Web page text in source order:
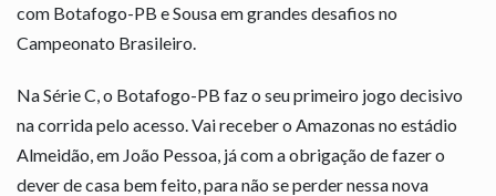
com Botafogo-PB e Sousa em grandes desafios no
Campeonato Brasileiro.
Na Série C, o Botafogo-PB faz o seu primeiro jogo decisivo
na corrida pelo acesso. Vai receber o Amazonas no estádio
Almeidão, em João Pessoa, já com a obrigação de fazer o
dever de casa bem feito, para não se perder nessa nova